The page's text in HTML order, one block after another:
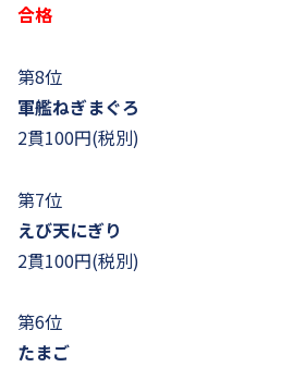
合格
第8位
軍艦ねぎまぐろ
2貫100円(税別)
第7位
えび天にぎり
2貫100円(税別)
第6位
たまご